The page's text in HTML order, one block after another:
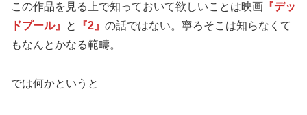
この作品を見る上で知っておいて欲しいことは映画 『デッ
ドプール』
と 『2』 の話ではない。寧ろそこは知らなくて
もなんとかなる範疇。
では何かというと